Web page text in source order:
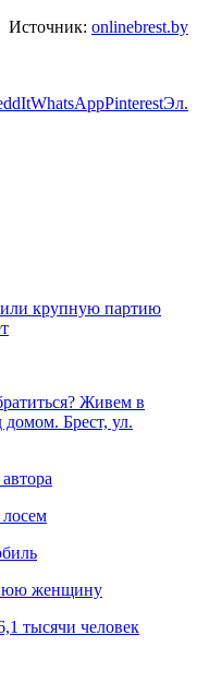
Источник: onlinebrest.by
WhatsAppPinterestЭл.
крупную партию
Живем в
Брест, ул.
лосем
женщину
тысячи человек